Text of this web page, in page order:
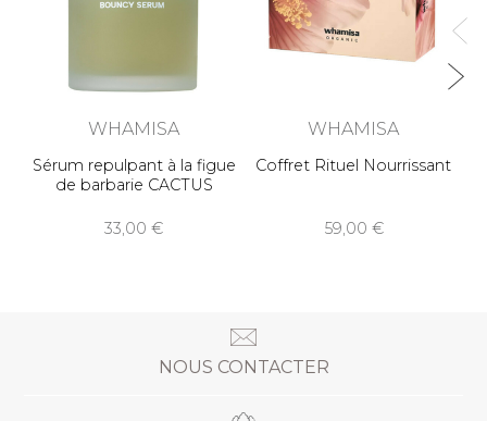
WHAMISA
Sérum repulpant à la figue
de barbarie CACTUS
33,00
WHAMISA
Coffret Rituel Nourrissant
59,00
NOUS CONTACTER